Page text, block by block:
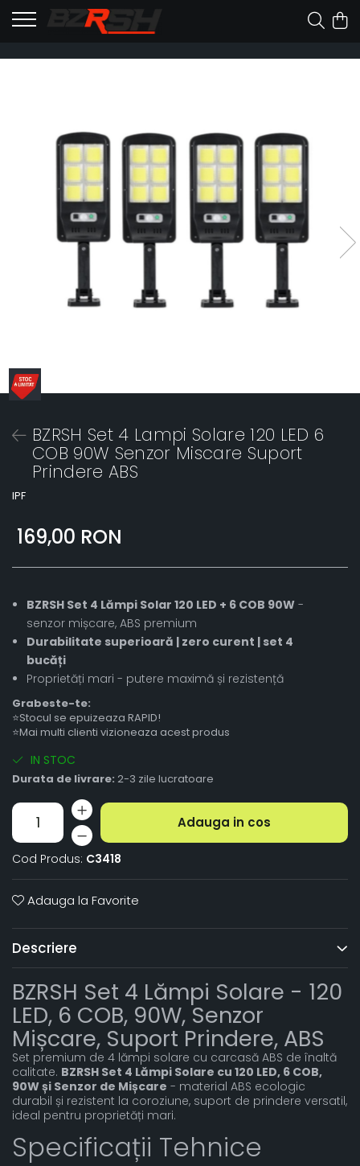
BZRSH Set 4 Lampi Solare 120 LED 6
COB 90W Senzor Miscare Suport
Prindere ABS
IPF
169,00 RON
BZRSH Set 4 Lămpi Solar 120 LED + 6 COB 90W -
senzor mișcare, ABS premium
Durabilitate superioară | zero curent | set 4
bucăți
Proprietăți mari - putere maximă și rezistență
Grabeste-te:
⭐Stocul se epuizeaza RAPID!
⭐Mai multi clienti vizioneaza acest produs
IN STOC
Durata de livrare: 2-3 zile lucratoare
Adauga in cos
Cod Produs: C3418
Adauga la Favorite
Descriere
BZRSH Set 4 Lămpi Solare - 120
LED, 6 COB, 90W, Senzor
Mișcare, Suport Prindere, ABS
Set premium de 4 lămpi solare cu carcasă ABS de înaltă
calitate. BZRSH Set 4 Lămpi Solare cu 120 LED, 6 COB,
90W și Senzor de Mișcare - material ABS ecologic
durabil și rezistent la coroziune, suport de prindere versatil,
ideal pentru proprietăți mari.
Specificații Tehnice